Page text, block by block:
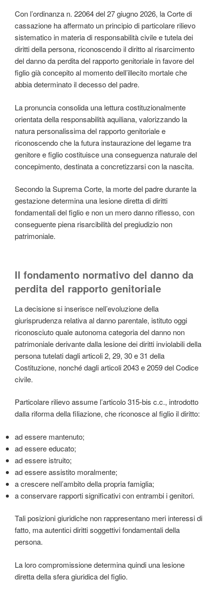
Con l’ordinanza n. 22064 del 27 giugno 2026, la Corte di
cassazione ha affermato un principio di particolare rilievo
sistematico in materia di responsabilità civile e tutela dei
diritti della persona, riconoscendo il diritto al risarcimento
del danno da perdita del rapporto genitoriale in favore del
figlio già concepito al momento dell’illecito mortale che
abbia determinato il decesso del padre.
La pronuncia consolida una lettura costituzionalmente
orientata della responsabilità aquiliana, valorizzando la
natura personalissima del rapporto genitoriale e
riconoscendo che la futura instaurazione del legame tra
genitore e figlio costituisce una conseguenza naturale del
concepimento, destinata a concretizzarsi con la nascita.
Secondo la Suprema Corte, la morte del padre durante la
gestazione determina una lesione diretta di diritti
fondamentali del figlio e non un mero danno riflesso, con
conseguente piena risarcibilità del pregiudizio non
patrimoniale.
Il fondamento normativo del danno da
perdita del rapporto genitoriale
La decisione si inserisce nell’evoluzione della
giurisprudenza relativa al danno parentale, istituto oggi
riconosciuto quale autonoma categoria del danno non
patrimoniale derivante dalla lesione dei diritti inviolabili della
persona tutelati dagli articoli 2, 29, 30 e 31 della
Costituzione, nonché dagli articoli 2043 e 2059 del Codice
civile.
Particolare rilievo assume l’articolo 315-bis c.c., introdotto
dalla riforma della filiazione, che riconosce al figlio il diritto:
ad essere mantenuto;
ad essere educato;
ad essere istruito;
ad essere assistito moralmente;
a crescere nell’ambito della propria famiglia;
a conservare rapporti significativi con entrambi i genitori.
Tali posizioni giuridiche non rappresentano meri interessi di
fatto, ma autentici diritti soggettivi fondamentali della
persona.
La loro compromissione determina quindi una lesione
diretta della sfera giuridica del figlio.